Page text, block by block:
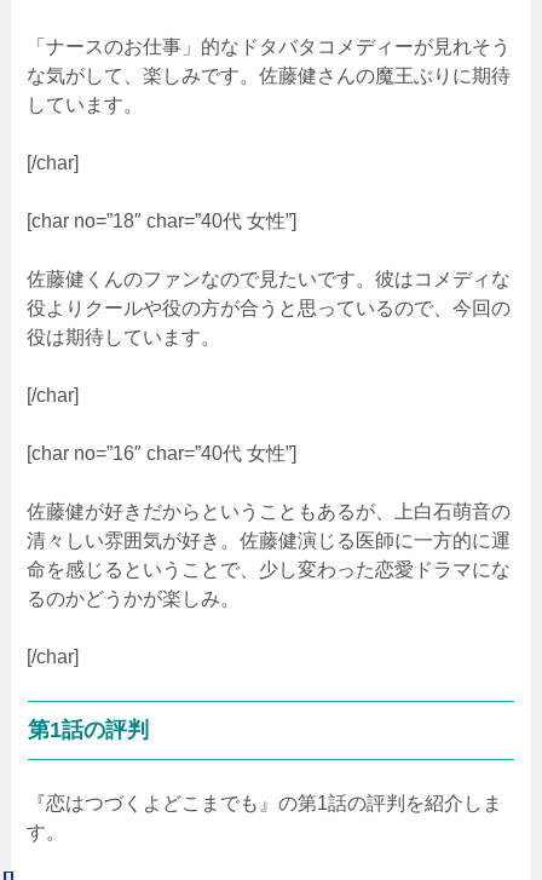
「ナースのお仕事」的なドタバタコメディーが見れそう
な気がして、楽しみです。佐藤健さんの魔王ぶりに期待
しています。
[/char]
[char no=”18″ char=”40代 女性”]
佐藤健くんのファンなので見たいです。彼はコメディな
役よりクールや役の方が合うと思っているので、今回の
役は期待しています。
[/char]
[char no=”16″ char=”40代 女性”]
佐藤健が好きだからということもあるが、上白石萌音の
清々しい雰囲気が好き。佐藤健演じる医師に一方的に運
命を感じるということで、少し変わった恋愛ドラマにな
るのかどうかが楽しみ。
[/char]
第1話の評判
『恋はつづくよどこまでも』の第1話の評判を紹介しま
す。